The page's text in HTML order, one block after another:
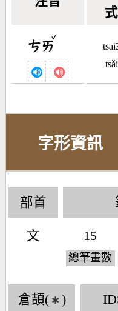
式
ㄘㄞ
ˇ
tsǎi
字形資訊
部首
文 15
總筆畫數
倉頡( ✱ )